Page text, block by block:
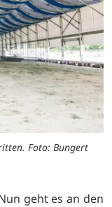
Foto: Bungert
geht es an den